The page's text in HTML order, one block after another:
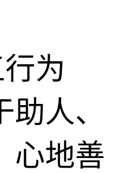
为
人、
心地善